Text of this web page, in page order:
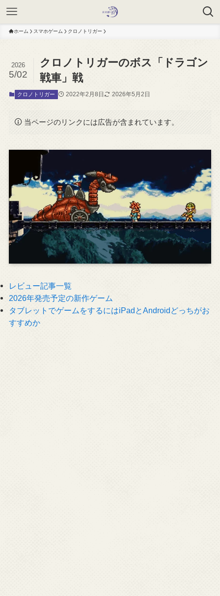
ホーム スマホゲーム クロノトリガー
クロノトリガーのボス「ドラゴン
戦車」戦
2026
5/02
クロノトリガー 2022年2月8日 2026年5月2日
当ページのリンクには広告が含まれています。
レビュー記事一覧
2026年発売予定の新作ゲーム
タブレットでゲームをするにはiPadとAndroidどっちがお
すすめか